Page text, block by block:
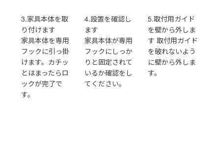
3.家具本体を取
り付けます
家具本体を専用
フックに引っ掛
けます。カチッ
とはまったらロ
ックが完了で
す。
4.設置を確認し
ます
家具本体が専用
フックにしっか
りと固定されて
いるか確認をし
てください。
5.取付用ガイド
を壁から外しま
す 取付用ガイド
を破れないよう
に壁から外しま
す。